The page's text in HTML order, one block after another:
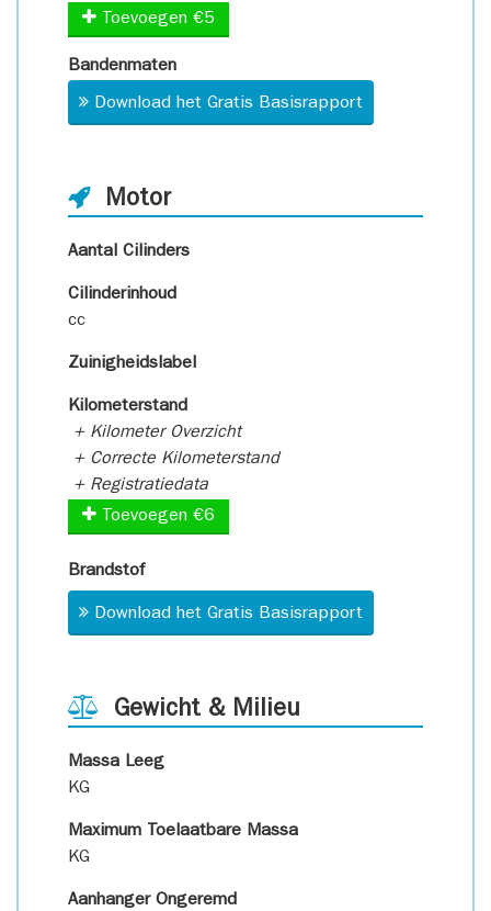
Toevoegen €5
Bandenmaten
Download het Gratis Basisrapport
Motor
Aantal Cilinders
Cilinderinhoud
cc
Zuinigheidslabel
Kilometerstand
+ Kilometer Overzicht
+ Correcte Kilometerstand
+ Registratiedata
Toevoegen €6
Brandstof
Download het Gratis Basisrapport
Gewicht & Milieu
Massa Leeg
KG
Maximum Toelaatbare Massa
KG
Aanhanger Ongeremd